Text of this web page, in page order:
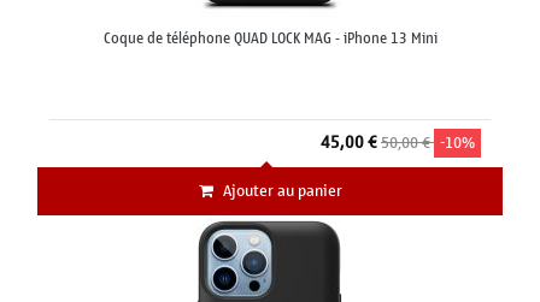
Coque de téléphone QUAD LOCK MAG - iPhone 13 Mini
45,00 €50,00 € -10%
Ajouter au panier